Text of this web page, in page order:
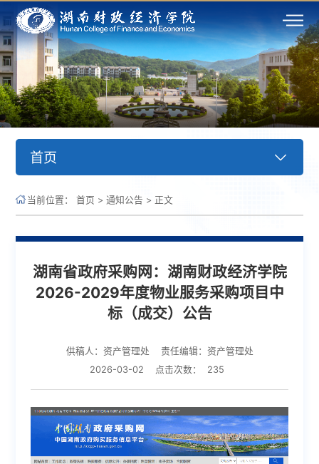
首页
当前位置：首页 >通知公告 > 正文
湖南省政府采购网：湖南财政经济学院
2026-2029年度物业服务采购项目中
标（成交）公告
供稿人：资产管理处
责任编辑：资产管理处
2026-03-02
点击次数： 235